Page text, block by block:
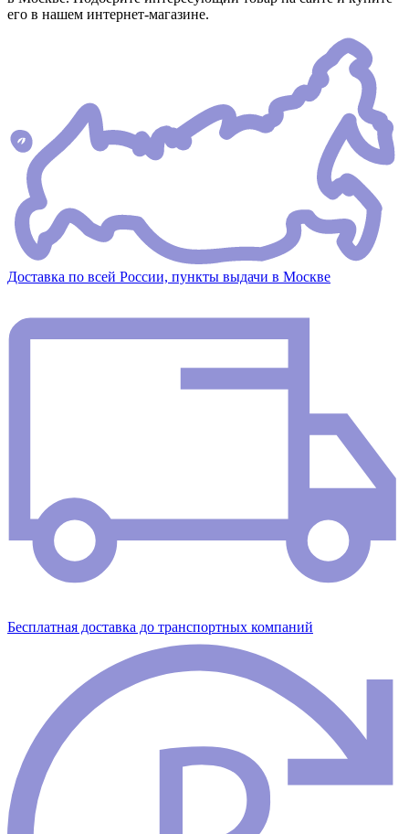
его в нашем интернет-магазине.
Доставка по всей России, пункты выдачи в Москве
Бесплатная доставка до транспортных компаний